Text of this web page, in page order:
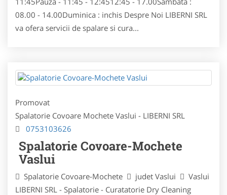
08.00 - 14.00Duminica : inchis Despre Noi LIBERNI SRL
va ofera servicii de spalare si cura...
Promovat
Spalatorie Covoare Mochete Vaslui - LIBERNI SRL
0753103626
Spalatorie Covoare-Mochete
Vaslui
Spalatorie Covoare-Mochete judet Vaslui
Vaslui
LIBERNI SRL - Spalatorie - Curatatorie Dry Cleaning